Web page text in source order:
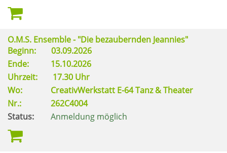
O.M.S. Ensemble - "Die bezaubernden Jeannies"
Beginn:
03.09.2026
Ende:
15.10.2026
Uhrzeit:
17.30 Uhr
Wo:
CreativWerkstatt E-64 Tanz & Theater
Nr.:
262C4004
Status:
Anmeldung möglich